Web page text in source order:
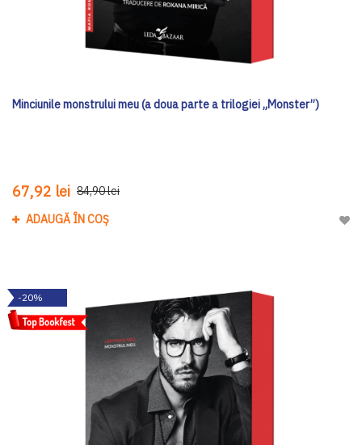
Minciunile monstrului meu (a doua parte a trilogiei „Monster”)
67,92 lei 84,90 lei
ADAUGĂ ÎN COȘ
-20%